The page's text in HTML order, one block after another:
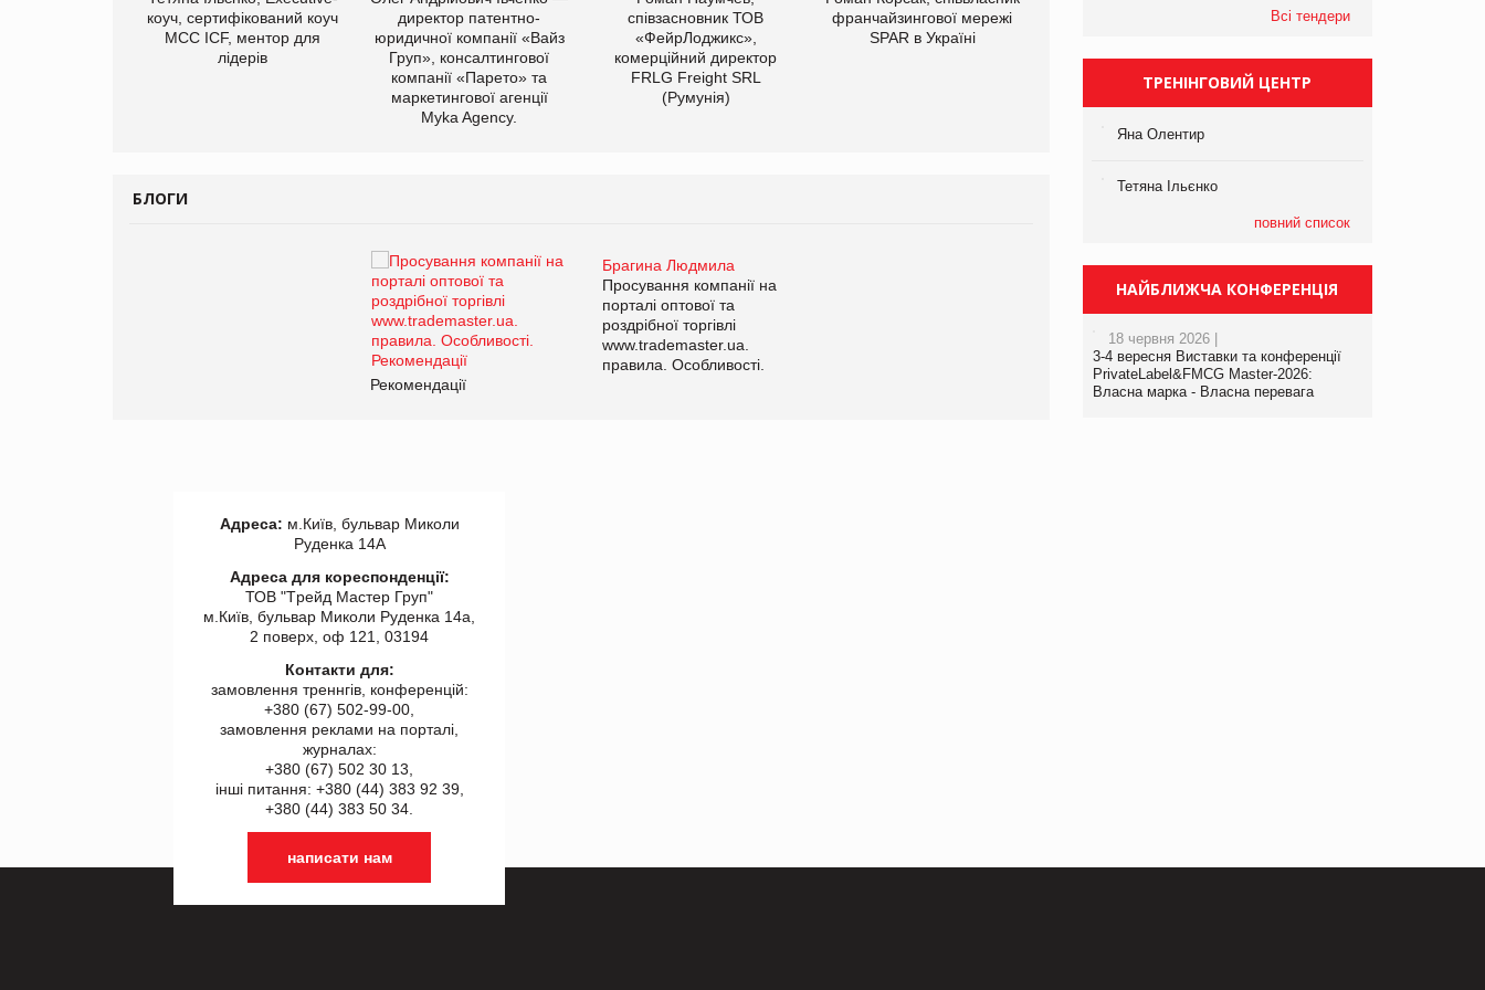
коуч, сертифікований коуч
МСС ICF, ментор для
лідерів
директор патентно-
юридичної компанії «Вайз
Груп», консалтингової
компанії «Парето» та
маркетингової агенції
Myka Agency.
співзасновник ТОВ
«ФейрЛоджикс»,
комерційний директор
FRLG Freight SRL
(Румунія)
франчайзингової мережі
SPAR в Україні
виробництва
компанії «УкраМарин»
БЛОГИ
Брагина Людмила
Просування компанії на
порталі оптової та
роздрібної торгівлі
www.trademaster.ua.
правила. Особливості.
Рекомендації
Брагина Людмила
Просування компанії на
www.trademaster.ua.
правила. Особливості.
Всі тендери
ТРЕНІНГОВИЙ ЦЕНТР
Яна Олентир
Тетяна Ільєнко
повний список
НАЙБЛИЖЧА КОНФЕРЕНЦІЯ
18 червня 2026 |
3-4 вересня Виставки та конференції
PrivateLabel&FMCG Master-2026:
Власна марка - Власна перевага
Адреса: м.Київ, бульвар Миколи
Руденка 14А
Адреса для кореспонденції:
ТОВ "Tрейд Мастер Груп"
м.Київ, бульвар Миколи Руденка 14а,
2 поверх, оф 121, 03194
Контакти для:
замовлення треннгів, конференцій:
+380 (67) 502-99-00,
замовлення реклами на порталі,
журналах:
+380 (67) 502 30 13,
інші питання: +380 (44) 383 92 39,
+380 (44) 383 50 34.
написати нам